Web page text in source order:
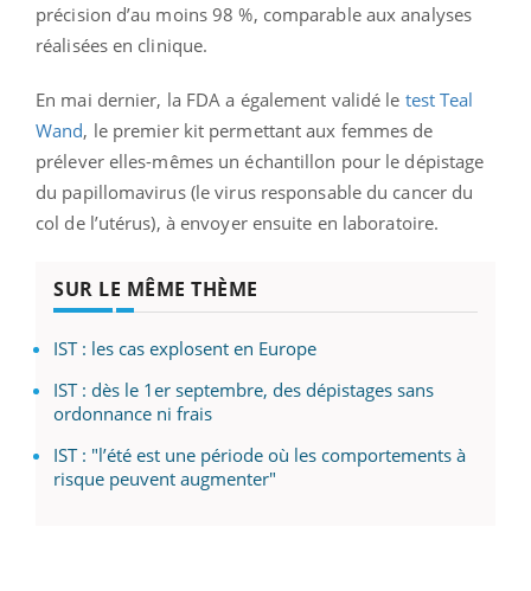
précision d’au moins 98 %, comparable aux analyses
réalisées en clinique.
En mai dernier, la FDA a également validé le test Teal
Wand, le premier kit permettant aux femmes de
prélever elles-mêmes un échantillon pour le dépistage
du papillomavirus (le virus responsable du cancer du
col de l’utérus), à envoyer ensuite en laboratoire.
SUR LE MÊME THÈME
IST : les cas explosent en Europe
IST : dès le 1er septembre, des dépistages sans
ordonnance ni frais
IST : "l’été est une période où les comportements à
risque peuvent augmenter"